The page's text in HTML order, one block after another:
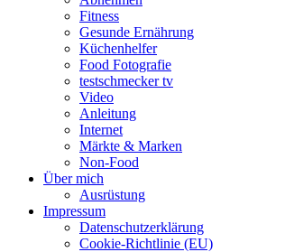
Fitness
Gesunde Ernährung
Küchenhelfer
Food Fotografie
testschmecker tv
Video
Anleitung
Internet
Märkte & Marken
Non-Food
Über mich
Ausrüstung
Impressum
Datenschutzerklärung
Cookie-Richtlinie (EU)